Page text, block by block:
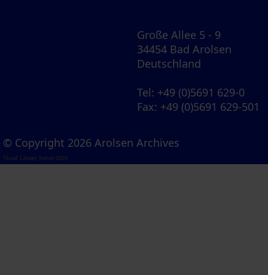
Große Allee 5 - 9
34454 Bad Arolsen
Deutschland
Tel: +49 (0)5691 629-0
Fax: +49 (0)5691 629-501
© Copyright 2026 Arolsen Archives
Visual Library Server 2026